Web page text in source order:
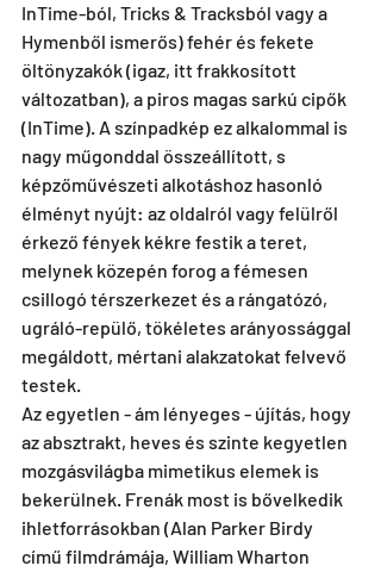
InTime-ból, Tricks & Tracksból vagy a
Hymenből ismerős) fehér és fekete
öltönyzakók (igaz, itt frakkosított
változatban), a piros magas sarkú cipők
(InTime). A színpadkép ez alkalommal is
nagy műgonddal összeállított, s
képzőművészeti alkotáshoz hasonló
élményt nyújt: az oldalról vagy felülről
érkező fények kékre festik a teret,
melynek közepén forog a fémesen
csillogó térszerkezet és a rángatózó,
ugráló-repülő, tökéletes arányossággal
megáldott, mértani alakzatokat felvevő
testek.
Az egyetlen - ám lényeges - újítás, hogy
az absztrakt, heves és szinte kegyetlen
mozgásvilágba mimetikus elemek is
bekerülnek. Frenák most is bővelkedik
ihletforrásokban (Alan Parker Birdy
című filmdrámája, William Wharton